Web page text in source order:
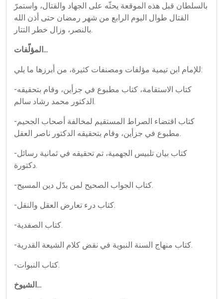
بالسلطان قبل هذه الموقعة يحثّه على الجهاد والقتال، واستمرّ
القتال طوال اليوم الرابع من شهر رمضان حتى أذن الله
بالنصر، وزال خطر التتار.
المؤلّفات...
للإمام ابن تيمية مؤلفات ومصنفات كثيرة، من أبرزها ما يلي:
-كتاب الاستقامة، كتاب مطبوع في جزأين، وقام بتحقيقه
الدكتور محمد رشاد سالم.
-كتاب اقتضاء الصراط المستقيم لمخالفة أصحاب الجحيم
مطبوع في جزأين، وقام بتحقيقه الدكتور ناصر العقل.
-كتاب بيان تلبيس الجهمية، تم تحقيقه في ثمانية رسائل
دكتورة.
-كتاب الجواب الصحيح لمن بدّل دين المسيح.
-كتاب درء تعارض العقل والنقل.
-كتاب الصفدية.
-كتاب منهاج السنة النبوية في نقض كلام الشيعة القدرية.
-كتاب النبوات.
الشيوخ...